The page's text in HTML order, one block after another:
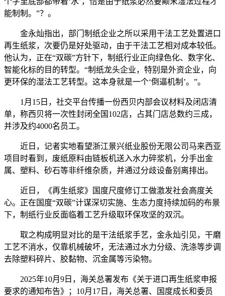
能制制。”？。
金永灿指出，部门制纸企业之所以采用干法工艺处置进口
再生纸浆，次要仍是好处驱动，由于干法工艺相对成本较低。
他认为，正在“双碳”方针下，制纸行业正向绿色化、数字化、
智能化标的目的转型。“制纸龙头企业，特别是外资企业，向
更环保的湿法工艺转型。这本身就是一个‘倒逼机制’。”。
1月15日，社交平台传播一份西贝内部会议材料及闭店清
单，称西贝将一次性封闭全国102店，占其门店总数约三成，
并涉及约4000名员工。
近日，记者实地看望浙江景兴纸业股份无限公司马来西亚
项目时看到，废纸原料由链板机送入水力碎浆机，分手出金
属、塑料、砂石等非纤维杂质，并通过分歧设备别离排出。
近日，《再生纸浆》国度尺度修订工做激发社会高度关
心。正在国度“双碳”计谋深切实施、生态力度持续加码的布景
下，制纸行业反面临着工艺升级取环保攻坚的双沉。
取之构成明显对比的是干法纸浆手艺，金永灿引见，干磨
工艺不消水，仅靠机械破坏，无法通过水力分级、洗涤等步调
去除塑料碎片、胶黏物、沉金属等污染物。
2025年10月9日，海关总署发布《关于进口再生纸浆申报
要求的通知布告》；10月17日，海关总署、国度成长和委员